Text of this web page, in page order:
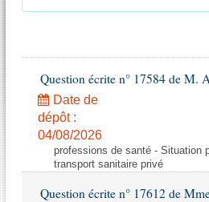
Question écrite n° 17584 de M.
Date de
dépôt :
04/08/2026
professions de santé - Situation
transport sanitaire privé
Question écrite n° 17612 de